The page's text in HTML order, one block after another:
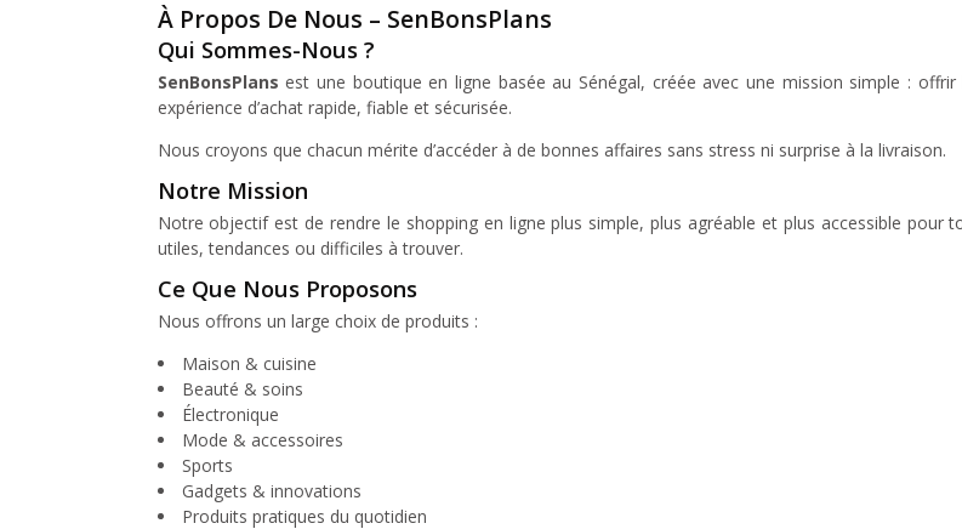
À Propos De Nous – SenBonsPlans
Qui Sommes-Nous ?
SenBonsPlans est une boutique en ligne basée au Sénégal, créée avec une mission simple :
expérience d’achat rapide, fiable et sécurisée.
Nous croyons que chacun mérite d’accéder à de bonnes affaires sans stress ni surprise à la livraison.
Notre Mission
Notre objectif est de rendre le shopping en ligne plus simple, plus agréable et plus accessible pour
utiles, tendances ou difficiles à trouver.
Ce Que Nous Proposons
Nous offrons un large choix de produits :
Maison & cuisine
Beauté & soins
Électronique
Mode & accessoires
Sports
Gadgets & innovations
Produits pratiques du quotidien